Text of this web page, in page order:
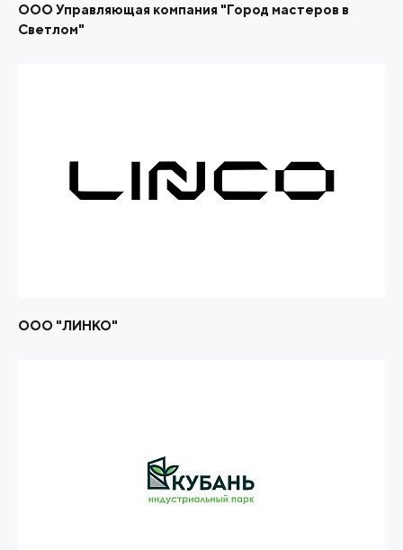
ООО Управляющая компания "Город мастеров в
Светлом"
ООО "ЛИНКО"